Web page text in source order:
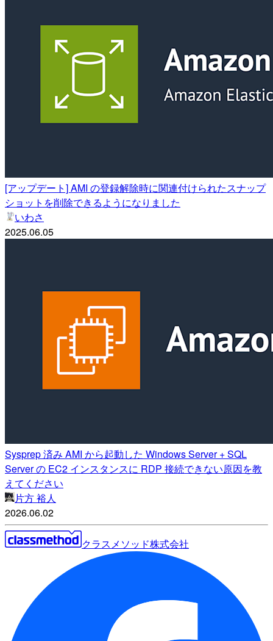
[アップデート] AMI の登録解除時に関連付けられたスナップ
ショットを削除できるようになりました
いわさ
2025.06.05
Sysprep 済み AMI から起動した Windows Server + SQL
Server の EC2 インスタンスに RDP 接続できない原因を教
えてください
片方 裕人
2026.06.02
クラスメソッド株式会社